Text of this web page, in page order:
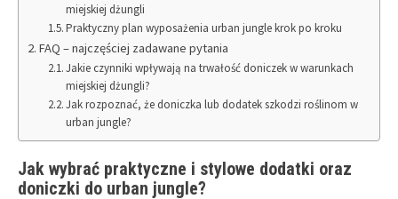
miejskiej dżungli
Praktyczny plan wyposażenia urban jungle krok po kroku
FAQ – najczęściej zadawane pytania
Jakie czynniki wpływają na trwałość doniczek w warunkach
miejskiej dżungli?
Jak rozpoznać, że doniczka lub dodatek szkodzi roślinom w
urban jungle?
Jak wybrać praktyczne i stylowe dodatki oraz
doniczki do urban jungle?